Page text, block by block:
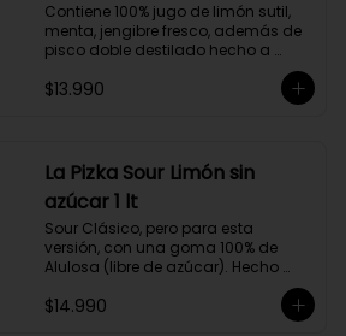
Contiene 100% jugo de limón sutil,
menta, jengibre fresco, además de
pisco doble destilado hecho a
Alejandría, Amarilla, Rosada y
$13.990
La Pizka Sour Limón sin
azúcar 1 lt
Sour Clásico, pero para esta
versión, con una goma 100% de
Alulosa (libre de azúcar). Hecho
100% con jugo de limón sutil y pisco
doble destilado de receta propia
hecho a partir de uva Moscatel de
$14.990